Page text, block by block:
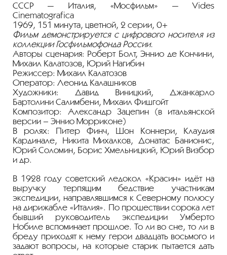
СССР — Италия, «Мосфильм» — Vides
Cinematografica
1969, 151 минута, цветной, 2 серии, 0+
Фильм демонстрируется с цифрового носителя из
коллекции Госфильмофонда России.
Авторы сценария: Роберт Болт, Эннио де Кончини,
Михаил Калатозов, Юрий Нагибин
Режиссер: Михаил Калатозов
Оператор: Леонид Калашников
Художники: Давид Виницкий, Джанкарло
Бартолини Салимбени, Михаил Фишгойт
Композитор: Александр Зацепин (в итальянской
версии – Эннио Морриконе)
В ролях: Питер Финч, Шон Коннери, Клаудия
Кардинале, Никита Михалков, Донатас Банионис,
Юрий Соломин, Борис Хмельницкий, Юрий Визбор
и др.
В 1928 году советский ледокол «Красин» идёт на
выручку терпящим бедствие участникам
экспедиции, направлявшимся к Северному полюсу
на дирижабле «Италия». По прошествии сорока лет
бывший руководитель экспедиции Умберто
Нобиле вспоминает прошлое. То ли во сне, то ли в
бреду приходят к нему герои двадцать восьмого и
задают вопросы, на которые старик пытается дать